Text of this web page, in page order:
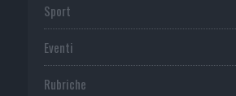
Sport
Eventi
Rubriche